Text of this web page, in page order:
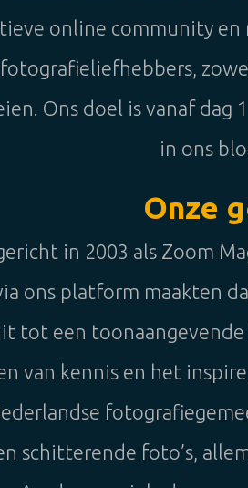
online community
Ons doel is vanaf
in ons
Onze
in 2003 als Zoom
ons platform maakten
tot een
van kennis en het
schitterende foto’s,